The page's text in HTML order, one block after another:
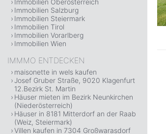
Immobilien Oberösterreich
Immobilien Salzburg
Immobilien Steiermark
Immobilien Tirol
Immobilien Vorarlberg
Immobilien Wien
IMMMO ENTDECKEN
maisonette in wels kaufen
Josef Gruber Straße, 9020 Klagenfurt
12.Bezirk St. Martin
Häuser mieten im Bezirk Neunkirchen
(Niederösterreich)
Häuser in 8181 Mitterdorf an der Raab
(Weiz, Steiermark)
Villen kaufen in 7304 Großwarasdorf